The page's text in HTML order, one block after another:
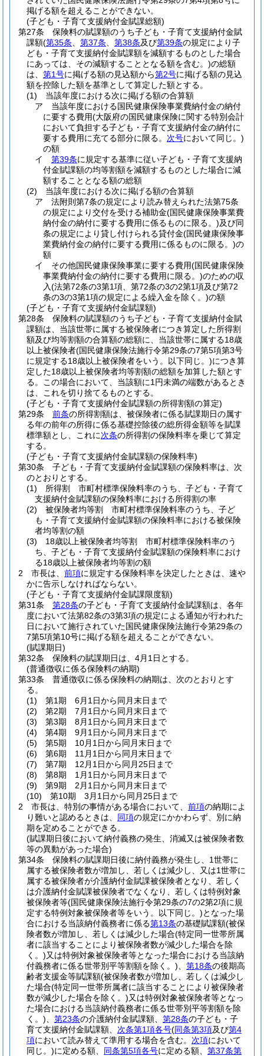
掲げる額を超えることができない。
(子ども・子育て支援納付金賦課総額)
第27条
保険料の賦課額のうち子ども・子育て支援納付金賦
課額(第35条 第37条 第38条及び第39条の規定により子
ども・子育て支援納付金賦課額を減額するものとした場合
にあっては、その減額することとなる額を含む。)の総額
は、 第1号に掲げる額の見込額から第2号に掲げる額の見込
額を控除した額を基準として算定した額とする。
(1)
当該年度における次に掲げる額の合算額
ア
当該年度における国民健康保険事業費納付金の納付
に要する費用(大阪府の国民健康保険に関する特別会計
において負担する子ども・子育て支援納付金の納付に
要する費用に充てる部分に限る。 次号において同じ。)
の額
イ
第39条に規定する基準に従い子ども・子育て支援納
付金賦課額の均等割額を減額するものとした場合に減
額することとなる額の総額
(2)
当該年度における次に掲げる額の合算額
ア
法附則第7条の規定により読み替えられた法第75条
の規定により交付を受ける補助金(国民健康保険事業費
納付金の納付に要する費用に係るものに限る。)及び同
条の規定により貸し付けられる貸付金(国民健康保険事
業費納付金の納付に要する費用に係るものに限る。)の
額
イ
その他国民健康保険事業に要する費用(国民健康保険
事業費納付金の納付に要する費用に限る。)のための収
入(法第72条の3第1項、第72条の3の2第1項及び第72
条の3の3第1項の規定による繰入金を除く。)の額
(子ども・子育て支援納付金賦課額)
第28条
保険料の賦課額のうち子ども・子育て支援納付金賦
課額は、当該世帯に属する被保険者につき算定した所得割
額及び均等割額の合算額の総額に、当該世帯に属する18歳
以上被保険者(国民健康保険法施行令第29条の7第5項第3号
に規定する18歳以上被保険者をいう。以下同じ。)につき算
定した18歳以上被保険者均等割額の総額を加算した額とす
る。
この場合において、当該額に1円未満の端数があるとき
は、これを切り捨てるものとする。
(子ども・子育て支援納付金賦課額の所得割額の算定)
第29条
前条の所得割額は、被保険者に係る賦課期日の属す
る年の前年の所得に係る基礎控除後の総所得金額等を賦課
標準額とし、これに次条の所得割の保険料率を乗じて算定
する。
(子ども・子育て支援納付金賦課額の保険料率)
第30条
子ども・子育て支援納付金賦課額の保険料率は、次
のとおりとする。
(1)
所得割 市町村標準保険料率のうち、子ども・子育て
支援納付金賦課額の保険料率における所得割の率
(2)
被保険者均等割 市町村標準保険料率のうち、子ど
も・子育て支援納付金賦課額の保険料率における被保険
者均等割の額
(3)
18歳以上被保険者均等割 市町村標準保険料率のう
ち、子ども・子育て支援納付金賦課額の保険料率におけ
る18歳以上被保険者均等割の額
2
市長は、 前項に規定する保険料率を決定したときは、速や
かに告示しなければならない。
(子ども・子育て支援納付金賦課限度額)
第31条
第28条の子ども・子育て支援納付金賦課額は、各年
度において法第82条の3第3項の規定による通知が行われた
日において施行されていた国民健康保険法施行令第29条の
7第5項第10号に掲げる額を超えることができない。
(賦課期日)
第32条
保険料の賦課期日は、4月1日とする。
(普通徴収に係る保険料の納期)
第33条
普通徴収に係る保険料の納期は、次のとおりとす
る。
(1)
第1期 6月1日から同月末日まで
(2)
第2期 7月1日から同月末日まで
(3)
第3期 8月1日から同月末日まで
(4)
第4期 9月1日から同月末日まで
(5)
第5期 10月1日から同月末日まで
(6)
第6期 11月1日から同月末日まで
(7)
第7期 12月1日から同月25日まで
(8)
第8期 1月1日から同月末日まで
(9)
第9期 2月1日から同月末日まで
(10)
第10期 3月1日から同月25日まで
2
市長は、特別の事情がある場合において、 前項の納期によ
り難いと認めるときは、 同項の規定にかかわらず、別に納
期を定めることができる。
(賦課期日後において納付義務の発生、消滅又は被保険者数
等の異動があった場合)
第34条
保険料の賦課期日後に納付義務が発生し、1世帯に
属する被保険者数が増加し、若しくは減少し、又は1世帯に
属する被保険者が介護納付金賦課被保険者となり、若しく
は介護納付金賦課被保険者でなくなり、若しくは特例対象
被保険者等(国民健康保険法施行令第29条の7の2第2項に規
定する特例対象被保険者等をいう。以下同じ。)となった場
合における当該納付義務者に係る第13条の基礎賦課額(被保
険者数が増加し、若しくは減少した場合(特定同一世帯所属
者に該当することにより被保険者数が減少した場合を除
く。)又は特例対象被保険者等となった場合における当該納
付義務者に係る世帯別平等割額を除く。)
第18条の後期高
齢者支援金等賦課額(被保険者数が増加し、若しくは減少し
た場合(特定同一世帯所属者に該当することにより被保険者
数が減少した場合を除く。)又は特例対象被保険者等となっ
た場合における当該納付義務者に係る世帯別平等割額を除
く。)
第23条の介護納付金賦課額、 第28条の子ども・子
育て支援納付金賦課額、 次条第1項各号(同条第3項及び第4
項において読み替えて準用する場合を含む。 次項において
同じ。)に定める額、 同条第5項各号に定める額、 第37条第